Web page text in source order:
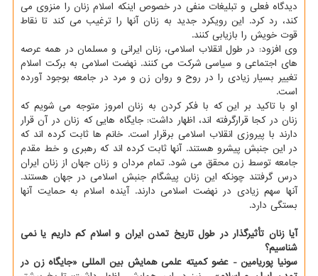
دیدگاه فعلی و تبلیغات منفی در خصوص اینکه اسلام زنان را منزوی می
کند، رد کرد. این رویکرد جدید به زنان آنها را ترغیب می کند تا نقاط
قوت خویش را بازیابی کنند.
وی افزود: در طول انقلاب اسلامی، زنان ایرانی و مسلمان در همه عرصه
های اجتماعی و سیاسی شرکت می کنند. نهضت اسلامی به برکت اسلام
تغییر بسیار زیادی را در روح و روان زن و مرد در جامعه بوجود آورده
است.
او با تاکید بر این که با فکر کردن به زنان امروز متوجه می شویم که
زنان در کجا قرارگرفته اند، اظهار داشت: جایگاه هایی که زنان در آن قرار
دارند با پیروزی انقلاب اسلامی برقرار است. خانم ها ثابت کرده اند که
در این جنبش پیشرو هستند. آنها ثابت کرده اند که رهبری و خط مقدم
جامعه توسط زن محقق می شود. تمام مردان و زنان جهان از زنان ایران
درس گرفتند چونکه این زنان پیشگام جنبش اسلامی در جهان هستند.
آنها سهم زیادی در نهضت اسلامی دارند. آینده اسلام به حمایت آنها
بستگی دارد.
آیا زنان تأثیرگذار در طول تاریخ تمدن ایران و اسلام کم داریم یا نمی
شناسیم؟
سونیا پوریامین - عضو کمیته علمی همایش بین المللی «جایگاه زن در